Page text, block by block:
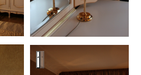
MDM